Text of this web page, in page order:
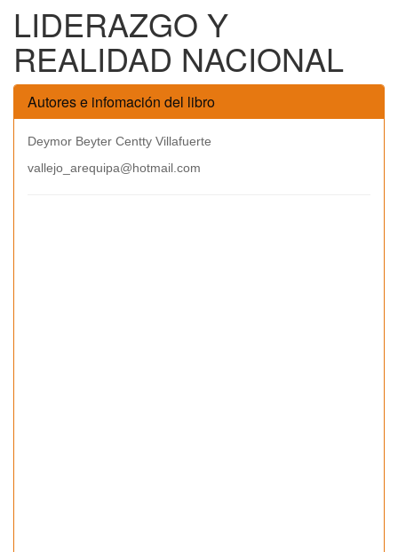
LIDERAZGO Y
REALIDAD NACIONAL
Autores e infomación del libro
Deymor Beyter Centty Villafuerte
vallejo_arequipa@hotmail.com